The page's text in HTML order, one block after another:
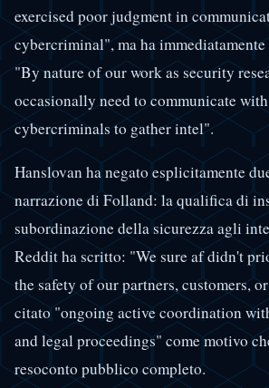
exercised poor judgment in
cybercriminal", ma ha
"By nature of our work as security
occasionally need to communicate
cybercriminals to gather intel".
Hanslovan ha negato esplicitamente
narrazione di Folland: la qualifica di
subordinazione della sicurezza agli
Reddit ha scritto: "We sure af didn't
the safety of our partners, customers,
citato "ongoing active coordination
and legal proceedings" come motivo
resoconto pubblico completo.